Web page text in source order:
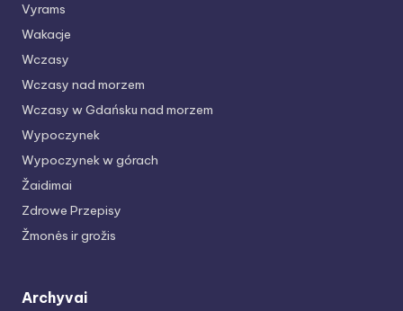
Vyrams
Wakacje
Wczasy
Wczasy nad morzem
Wczasy w Gdańsku nad morzem
Wypoczynek
Wypoczynek w górach
Žaidimai
Zdrowe Przepisy
Žmonės ir grožis
Archyvai